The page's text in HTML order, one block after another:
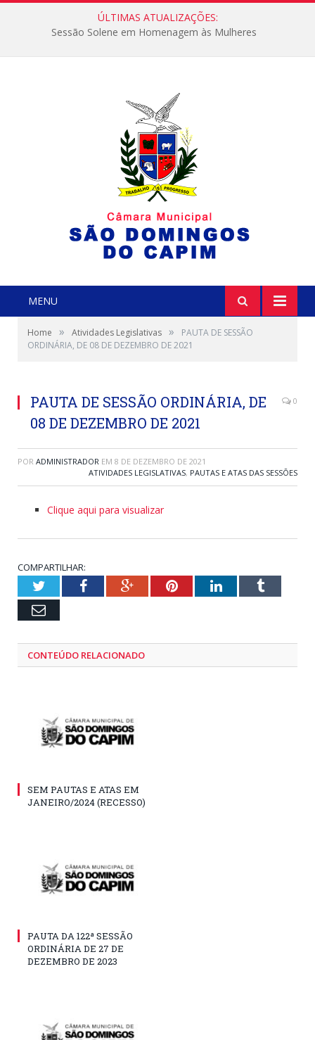
ÚLTIMAS ATUALIZAÇÕES:
Sessão Solene em Homenagem às Mulheres
MENU
Home » Atividades Legislativas »
PAUTA DE SESSÃO
ORDINÁRIA, DE 08 DE DEZEMBRO DE 2021
PAUTA DE SESSÃO ORDINÁRIA, DE
08 DE DEZEMBRO DE 2021
0
POR ADMINISTRADOR EM 8 DE DEZEMBRO DE 2021
ATIVIDADES LEGISLATIVAS, PAUTAS E ATAS DAS SESSÕES
Clique aqui para visualizar
COMPARTILHAR:
TwitterFacebookGoogle+PinterestLinkedInTumblr
Email
CONTEÚDO RELACIONADO
SEM PAUTAS E ATAS EM
JANEIRO/2024 (RECESSO)
PAUTA DA 122ª SESSÃO
ORDINÁRIA DE 27 DE
DEZEMBRO DE 2023